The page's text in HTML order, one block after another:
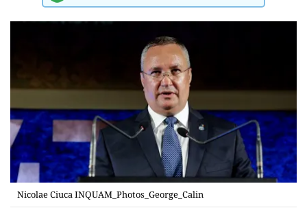
Nicolae Ciuca INQUAM_Photos_George_Calin